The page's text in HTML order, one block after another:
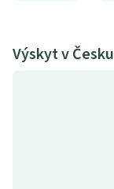
Výskyt v Česku